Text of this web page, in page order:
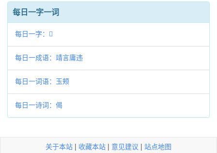
每日一字一词
每日一字：𢯩
每日一成语：靖言庸违
每日一词语：玉颊
每日一诗词：偈
关于本站 | 收藏本站 | 意见建议 | 站点地图